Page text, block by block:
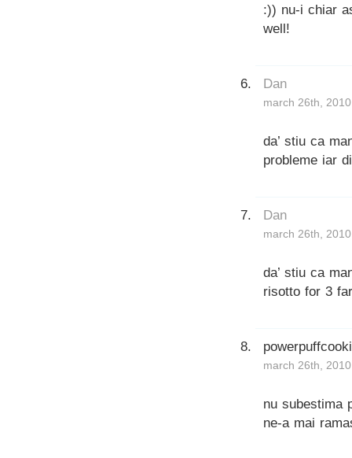
:)) nu-i chiar
well!
Dan
march 26th,
da’ stiu ca
probleme iar
Dan
march 26th,
da’ stiu ca
risotto for 3
march 26th,
nu subestima
ne-a mai